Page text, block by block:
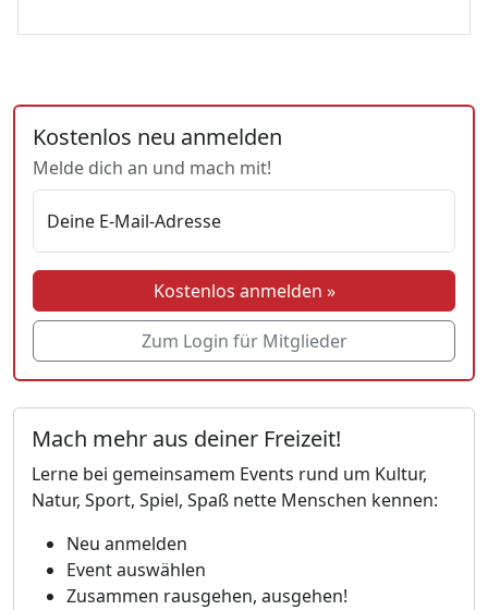
Kostenlos neu anmelden
Melde dich an und mach mit!
Deine E-Mail-Adresse
Kostenlos anmelden »
Zum Login für Mitglieder
Mach mehr aus deiner Freizeit!
Lerne bei gemeinsamem Events rund um Kultur,
Natur, Sport, Spiel, Spaß nette Menschen kennen:
Neu anmelden
Event auswählen
Zusammen rausgehen, ausgehen!